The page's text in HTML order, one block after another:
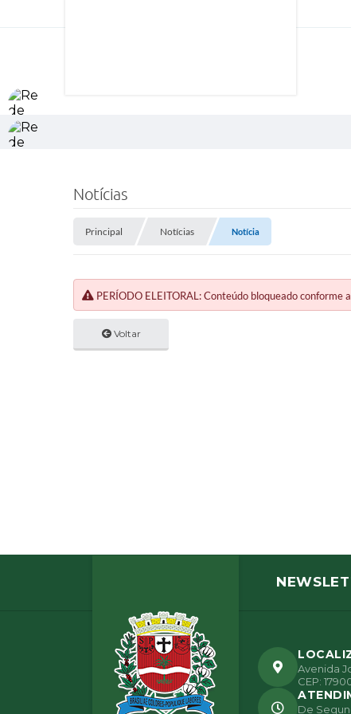
Notícias
Principal Notícias Notícia
PERÍODO ELEITORAL: Conteúdo bloqueado
Voltar
Avenida
CEP:
De